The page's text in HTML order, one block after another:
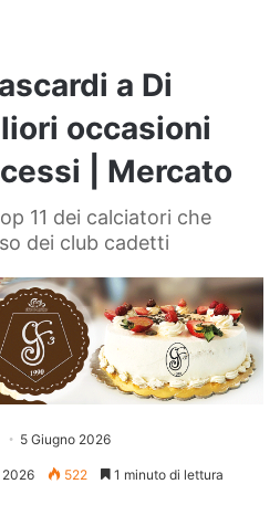
a Di
occasioni
| Mercato
11 dei calciatori che
dei club cadetti
5 Giugno 2026
2026 522 1 minuto di lettura